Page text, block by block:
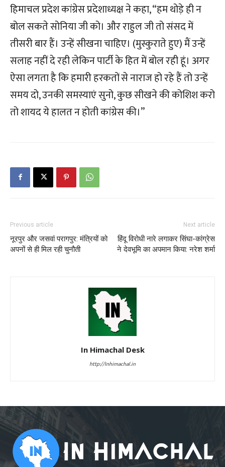
हिमाचल प्रदेश कांग्रेस प्रदेशाध्यक्ष ने कहा, “हम थोड़े ही न
बोल सकते सोनिया जी को। और राहुल जी तो संसद में
तीसरी बार हैं। उन्हें सीखना चाहिए। (मुस्कुराते हुए) मैं उन्हें
सलाह नहीं दे रही लेकिन पार्टी के हित में बोल रही हूं। अगर
ऐसा लगता है कि हमारी हरकतों से नाराज हो रहे हैं तो उन्हें
समय दो, उनकी समस्याएं सुनो, कुछ सीखने की कोशिश करो
तो शायद ये हालत न होती कांग्रेस की।”
Previous article
नूरपुर और जसवां परागपुर: मंत्रियों को
अपनों से ही मिल रही चुनौती
Next article
हिंदू विरोधी नारे लगाकर सिंघा-कांग्रेस
ने देवभूमि का अपमान किया: नरेश शर्मा
In Himachal Desk
http://Inhimachal.in